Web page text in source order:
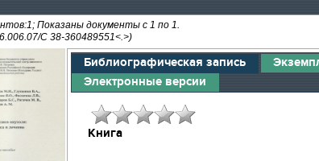
Показаны документы с 1 по 1.
Библиографическая запись
Электронные версии
Книга